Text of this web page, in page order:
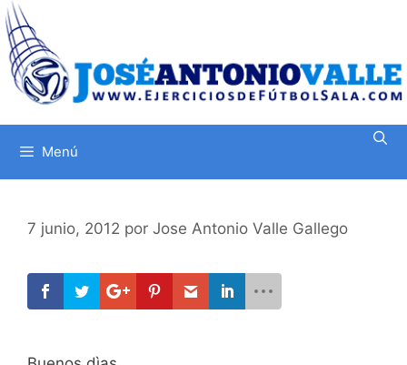
Saltar
al
contenido
Menú
7 junio, 2012 por Jose Antonio Valle Gallego